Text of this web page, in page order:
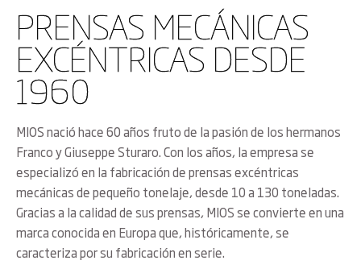
PRENSAS MECÁNICAS
EXCÉNTRICAS DESDE
1960
MIOS nació hace 60 años fruto de la pasión de los hermanos
Franco y Giuseppe Sturaro. Con los años, la empresa se
especializó en la fabricación de prensas excéntricas
mecánicas de pequeño tonelaje, desde 10 a 130 toneladas.
Gracias a la calidad de sus prensas, MIOS se convierte en una
marca conocida en Europa que, históricamente, se
caracteriza por su fabricación en serie.